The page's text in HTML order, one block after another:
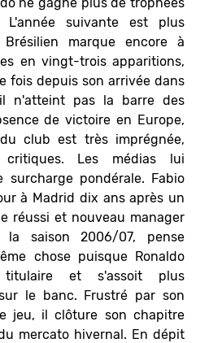
L'année suivante est plus
marque encore à
en vingt-trois apparitions,
fois depuis son arrivée dans
n'atteint pas la barre des
de victoire en Europe,
club est très imprégnée,
Les médias lui
surcharge pondérale. Fabio
à Madrid dix ans après un
réussi et nouveau manager
saison 2006/07, pense
chose puisque Ronaldo
et s'assoit plus
le banc. Frustré par son
jeu, il clôture son chapitre
mercato hivernal. En dépit